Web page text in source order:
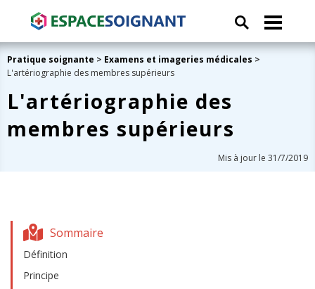
Pratique soignante > Examens et imageries médicales >
L'artériographie des membres supérieurs
L'artériographie des
membres supérieurs
Mis à jour le 31/7/2019
Sommaire
Définition
Principe